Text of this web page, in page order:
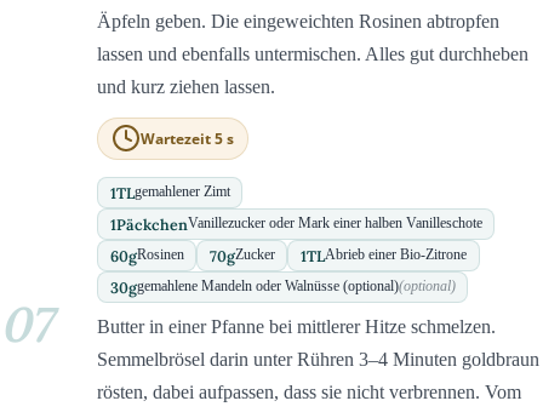
Äpfeln geben. Die eingeweichten Rosinen abtropfen
lassen und ebenfalls untermischen. Alles gut durchheben
und kurz ziehen lassen.
Wartezeit 5 s
1TLgemahlener Zimt
1PäckchenVanillezucker oder Mark einer halben Vanilleschote
60gRosinen 70gZucker 1TLAbrieb einer Bio-Zitrone
30ggemahlene Mandeln oder Walnüsse (optional)(optional)
07
Butter in einer Pfanne bei mittlerer Hitze schmelzen.
Semmelbrösel darin unter Rühren 3–4 Minuten goldbraun
rösten, dabei aufpassen, dass sie nicht verbrennen. Vom